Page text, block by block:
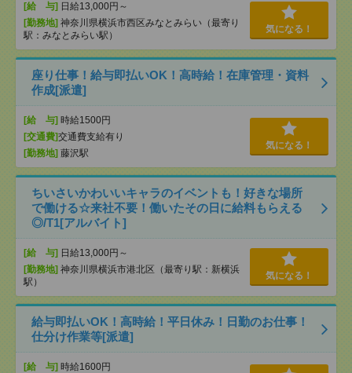
[給 与] 日給13,000円～
[勤務地] 神奈川県横浜市西区みなとみらい（最寄り
駅：みなとみらい駅）
気になる！
座り仕事！給与即払いOK！高時給！在庫管理・資料
作成[派遣]
[給 与] 時給1500円
[交通費]交通費支給有り
[勤務地] 藤沢駅
気になる！
ちいさいかわいいキャラのイベントも！好きな場所
で働ける☆来社不要！働いたその日に給料もらえる
◎/T1[アルバイト]
[給 与] 日給13,000円～
[勤務地] 神奈川県横浜市港北区（最寄り駅：新横浜
駅）
気になる！
給与即払いOK！高時給！平日休み！日勤のお仕事！
仕分け作業等[派遣]
[給 与] 時給1600円